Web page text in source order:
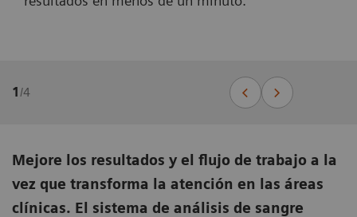
1/4
Mejore los resultados y el flujo de trabajo a la
vez que transforma la atención en las áreas
clínicas. El sistema de análisis de sangre